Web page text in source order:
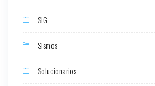
SIG
Sismos
Solucionarios